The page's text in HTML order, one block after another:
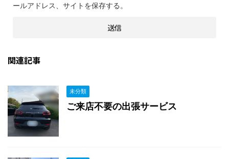
ールアドレス、サイトを保存する。
関連記事
未分類
ご来店不要の出張サービス